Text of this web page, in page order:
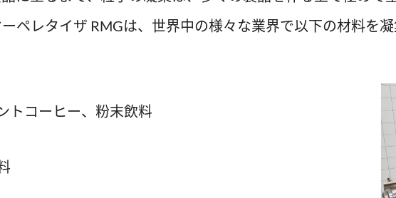
ペレタイザ RMGは、世界中の様々な業界で以下の材料を
トコーヒー、粉末飲料